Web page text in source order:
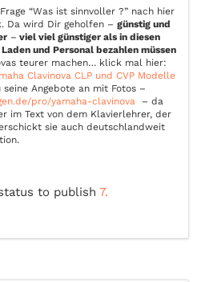
“Was ist sinnvoller ?” nach hier
Da wird Dir geholfen – günstig und
– viel viel günstiger als in diesen
Laden und Personal bezahlen müssen
teurer machen… klick mal hier:
Clavinova CLP und CVP Modelle
seine Angebote an mit Fotos –
pro/yamaha-clavinova – da
im Text von dem Klavierlehrer, der
sie auch deutschlandweit
to publish 7.